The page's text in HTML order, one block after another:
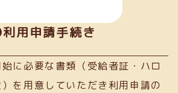
用申請手続き
に必要な書類（受給者証・ハロ
を用意していただき利用申請の